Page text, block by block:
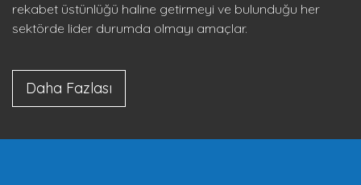
rekabet üstünlüğü haline getirmeyi ve bulunduğu her
sektörde lider durumda olmayı amaçlar.
Daha Fazlası